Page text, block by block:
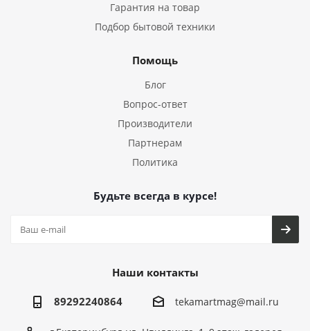
Гарантия на товар
Подбор бытовой техники
Помощь
Блог
Вопрос-ответ
Производители
Партнерам
Политика
Будьте всегда в курсе!
Наши контакты
89292240864 tekamartmag@mail.ru